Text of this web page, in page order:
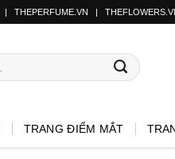
| THEPERFUME.VN |
TRANG ĐIỂM MẮT